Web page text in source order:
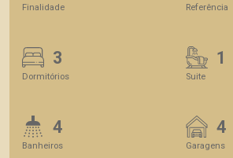
Finalidade Referência
3
Dormitórios
1
Suite
4
Banheiros
4
Garagens